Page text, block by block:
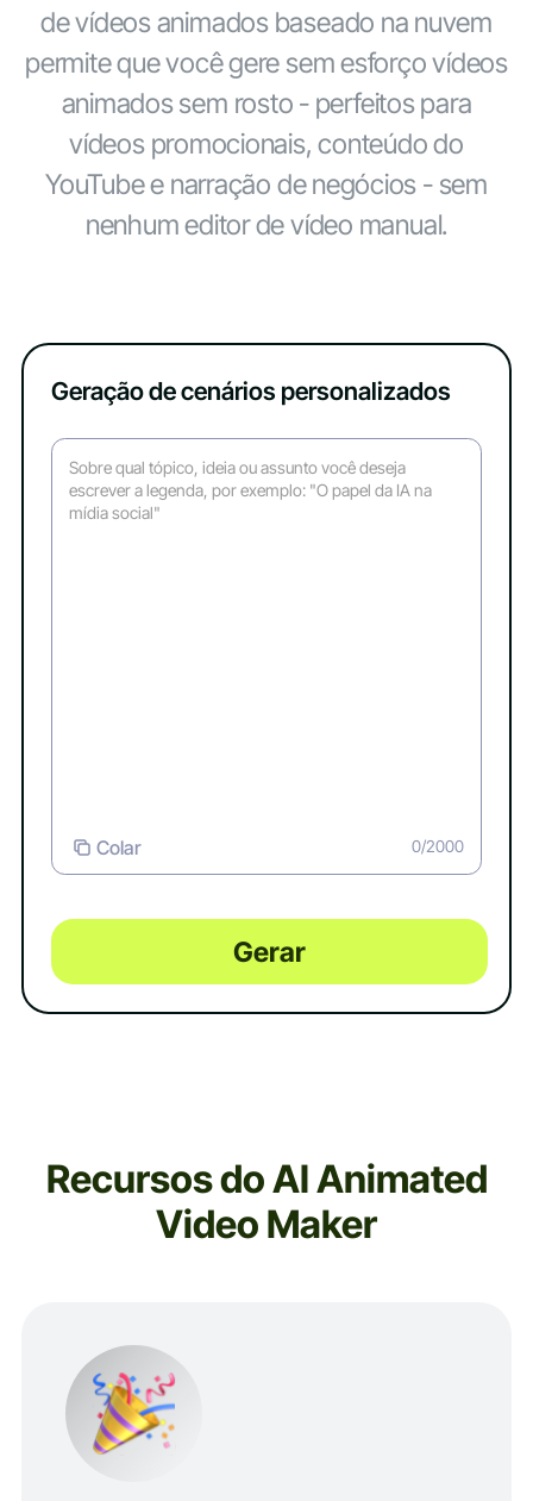
de vídeos animados baseado na nuvem
permite que você gere sem esforço vídeos
animados sem rosto - perfeitos para
vídeos promocionais, conteúdo do
YouTube e narração de negócios - sem
nenhum editor de vídeo manual.
Geração de cenários personalizados
Colar 0/2000
Gerar
Recursos do AI Animated
Video Maker